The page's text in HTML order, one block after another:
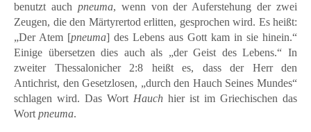
benutzt auch pneuma, wenn von der Auferstehung der zwei
Zeugen, die den Märtyrertod erlitten, gesprochen wird. Es heißt:
„Der Atem [pneuma] des Lebens aus Gott kam in sie hinein.“
Einige übersetzen dies auch als „der Geist des Lebens.“ In
zweiter Thessalonicher 2:8 heißt es, dass der Herr den
Antichrist, den Gesetzlosen, „durch den Hauch Seines Mundes“
schlagen wird. Das Wort Hauch hier ist im Griechischen das
Wort pneuma.